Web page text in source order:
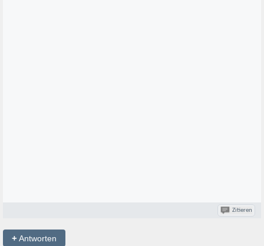
Zitieren
+Antworten